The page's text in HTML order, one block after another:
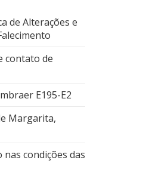
de Alterações e
contato de
E195-E2
Margarita,
condições das